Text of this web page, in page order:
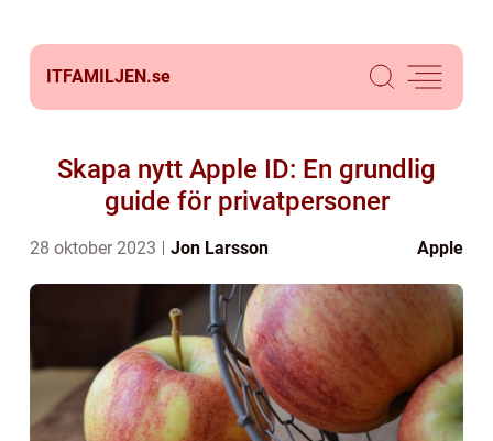
ITFAMILJEN.se
Skapa nytt Apple ID: En grundlig
guide för privatpersoner
28 oktober 2023 Jon Larsson Apple